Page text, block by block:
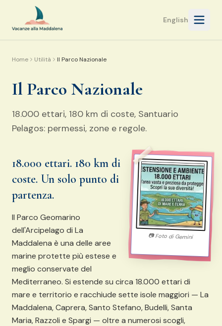
English Apri il
Home Utilità Il Parco Nazionale
Il Parco Nazionale
18.000 ettari, 180 km di coste, Santuario
Pelagos: permessi, zone e regole.
📷Foto di Gemini
18.000 ettari. 180 km di
coste. Un solo punto di
partenza.
Il Parco Geomarino
dell'Arcipelago di La
Maddalena è una delle aree
marine protette più estese e
meglio conservate del
Mediterraneo. Si estende su circa 18.000 ettari di
mare e territorio e racchiude sette isole maggiori — La
Maddalena, Caprera, Santo Stefano, Budelli, Santa
Maria, Razzoli e Spargi — oltre a numerosi scogli,